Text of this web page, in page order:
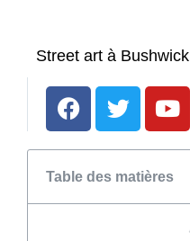
Street art à Bushwick
Table des matières